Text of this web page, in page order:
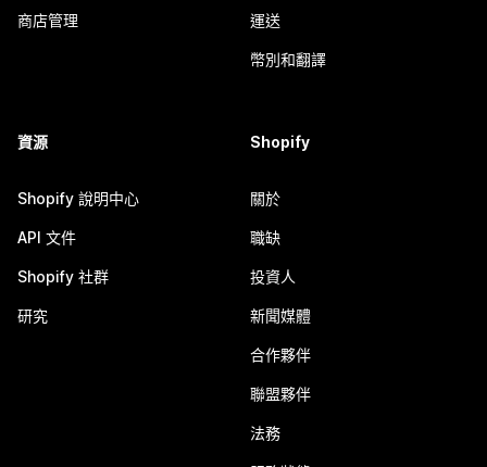
商店管理 運送
幣別和翻譯
資源
Shopify 說明中心
API 文件
Shopify 社群
研究
Shopify
關於
職缺
投資人
新聞媒體
合作夥伴
聯盟夥伴
法務